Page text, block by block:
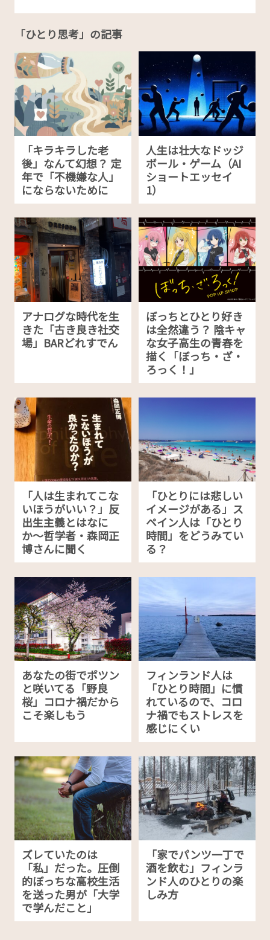
「ひとり思考」の記事
「キラキラした老
後」なんて幻想？ 定
年で「不機嫌な人」
にならないために
人生は壮大なドッジ
ボール・ゲーム（AI
ショートエッセイ
1）
アナログな時代を生
きた「古き良き社交
場」BARどれすでん
ぼっちとひとり好き
は全然違う？ 陰キャ
な女子高生の青春を
描く「ぼっち・ざ・
ろっく！」
「人は生まれてこな
いほうがいい？」反
出生主義とはなに
か〜哲学者・森岡正
博さんに聞く
「ひとりには悲しい
イメージがある」ス
ペイン人は「ひとり
時間」をどうみてい
る？
あなたの街でポツン
と咲いてる「野良
桜」コロナ禍だから
こそ楽しもう
フィンランド人は
「ひとり時間」に慣
れているので、コロ
ナ禍でもストレスを
感じにくい
ズレていたのは
「私」だった。圧倒
的ぼっちな高校生活
を送った男が「大学
で学んだこと」
「家でパンツ一丁で
酒を飲む」フィンラ
ンド人のひとりの楽
しみ方